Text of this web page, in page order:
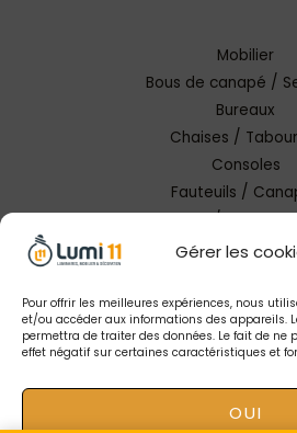
Gérer les
Pour offrir les meilleures expériences, nous
et/ou accéder aux informations des appareils.
permettra de traiter des données. Le fait de ne
effet négatif sur certaines caractéristiques et
OUI
Mobilier
Bous de canapé /
Bureaux
Chaises /
Consoles
Fauteuils /
Copyright © 2026 Lumi 11